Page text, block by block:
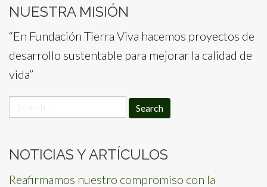
NUESTRA MISIÓN
“En Fundación Tierra Viva hacemos proyectos de
desarrollo sustentable para mejorar la calidad de
vida”
for:
NOTICIAS Y ARTÍCULOS
Reafirmamos nuestro compromiso con la